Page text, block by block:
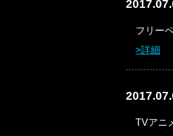
フリー
詳細
TVアニ